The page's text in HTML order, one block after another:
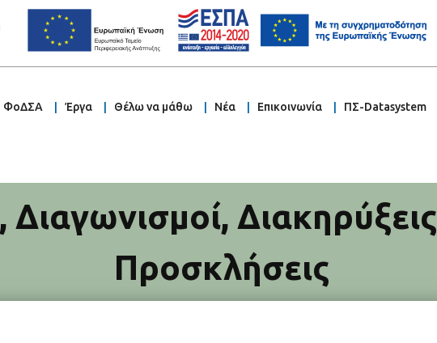
ΦοΔΣΑ Έργα Θέλω να μάθω Νέα Επικοινωνία ΠΣ-Datasystem
, Διαγωνισμοί, Διακηρύξεις
Προσκλήσεις